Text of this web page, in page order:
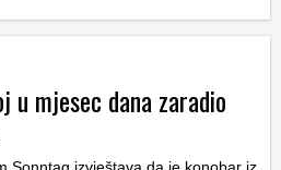
u mjesec dana zaradio
Sonntag izvještava da je konobar iz